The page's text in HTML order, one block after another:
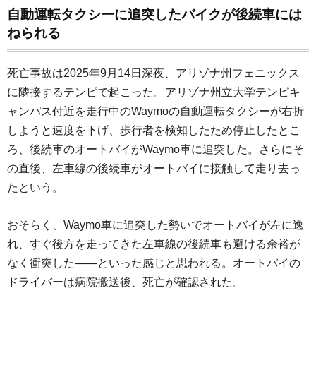
自動運転タクシーに追突したバイクが後続車には
ねられる
死亡事故は2025年9月14日深夜、アリゾナ州フェニックス
に隣接するテンピで起こった。アリゾナ州立大学テンピキ
ャンパス付近を走行中のWaymoの自動運転タクシーが右折
しようと速度を下げ、歩行者を検知したため停止したとこ
ろ、後続車のオートバイがWaymo車に追突した。さらにそ
の直後、左車線の後続車がオートバイに接触して走り去っ
たという。
おそらく、Waymo車に追突した勢いでオートバイが左に逸
れ、すぐ後方を走ってきた左車線の後続車も避ける余裕が
なく衝突した――といった感じと思われる。オートバイの
ドライバーは病院搬送後、死亡が確認された。